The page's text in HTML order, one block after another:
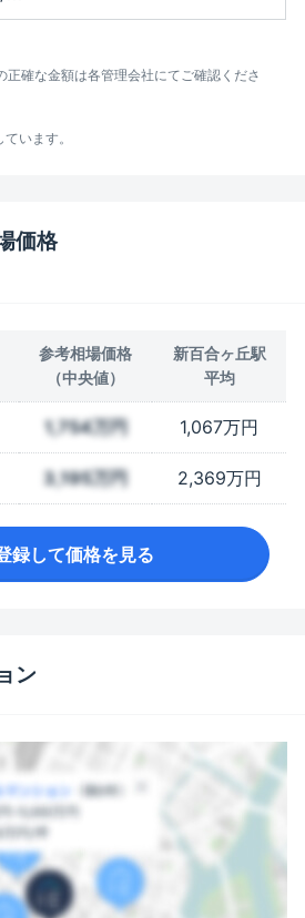
確な金額は各管理会社にてご確認くださ
います。
価格
参考相場価格
（中央値）
新百合ヶ丘駅
平均
1,754万円 1,067万円
3,195万円 2,369万円
録して価格を見る
ン